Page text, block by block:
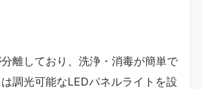
離しており、洗浄・消毒が簡単で
調光可能なLEDパネルライトを設